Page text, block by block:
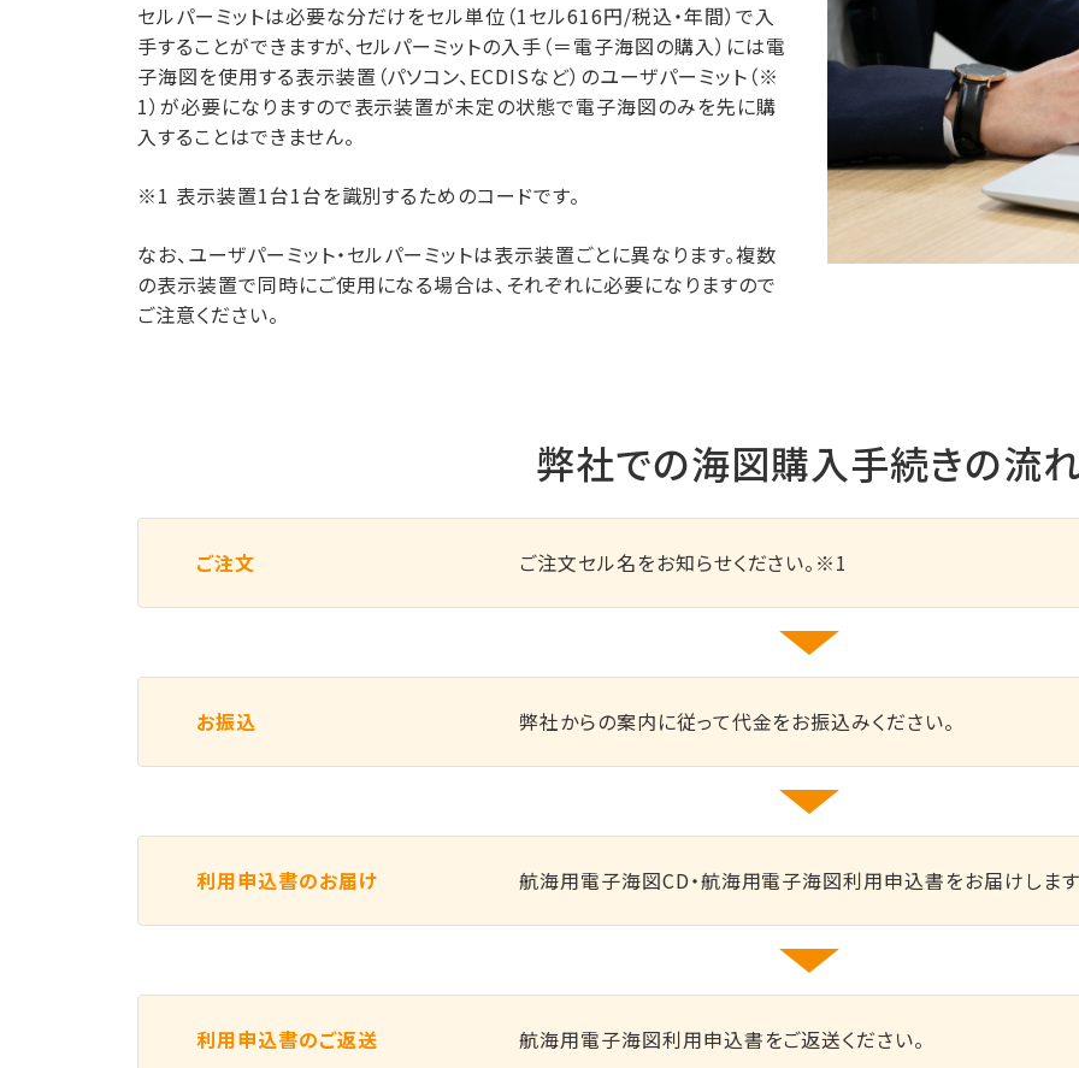
セルパーミットは必要な分だけをセル単位（1セル616円/税込・年間）で入
手することができますが、セルパーミットの入手（＝電子海図の購入）には電
子海図を使用する表示装置（パソコン、ECDISなど）のユーザパーミット（※
1）が必要になりますので表示装置が未定の状態で電子海図のみを先に購
入することはできません。
※1 表示装置1台1台を識別するためのコードです。
なお、ユーザパーミット・セルパーミットは表示装置ごとに異なります。複数
の表示装置で同時にご使用になる場合は、それぞれに必要になりますので
ご注意ください。
弊社での海図購入手続きの流
ご注文 ご注文セル名をお知らせください。※1
お振込 弊社からの案内に従って代金をお振込みください。
利用申込書のお届け 航海用電子海図CD・航海用電子海図利用申込書をお届けします
利用申込書のご返送 航海用電子海図利用申込書をご返送ください。